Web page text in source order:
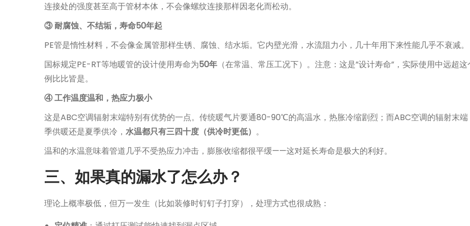
连接处的强度甚至高于管材本体，不会像螺纹连接那样因老化而松动。
③ 耐腐蚀、不结垢，寿命50年起
PE管是惰性材料，不会像金属管那样生锈、腐蚀、结水垢。它内壁光滑，水流阻力小，几十年用下来性能几乎不衰减。
国标规定PE-RT等地暖管的设计使用寿命为50年 （在常温、常压工况下）。注意：这是”设计寿命”，实际使用中远超
例比比皆是。
④ 工作温度温和，热应力极小
这是ABC空调辐射末端特别有优势的一点。传统暖气片要通80-90℃的高温水，热胀冷缩剧烈；而ABC空调的辐射末端
季供暖还是夏季供冷， 水温都只有三四十度（供冷时更低） 。
温和的水温意味着管道几乎不受热应力冲击，膨胀收缩都很平缓——这对延长寿命是极大的利好。
三、如果真的漏水了怎么办？
理论上概率极低，但万一发生（比如装修时钉钉子打穿），处理方式也很成熟：